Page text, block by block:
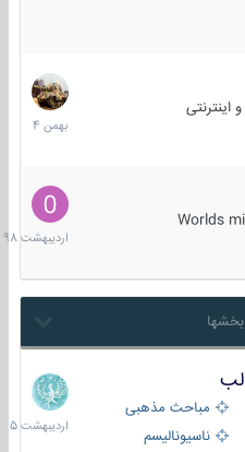
30
بهمن
1404
Worlds
10
1398
مباحث مذهبی
مذهبیناسیونالیسم
8
1405